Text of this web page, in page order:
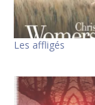
Les affligés